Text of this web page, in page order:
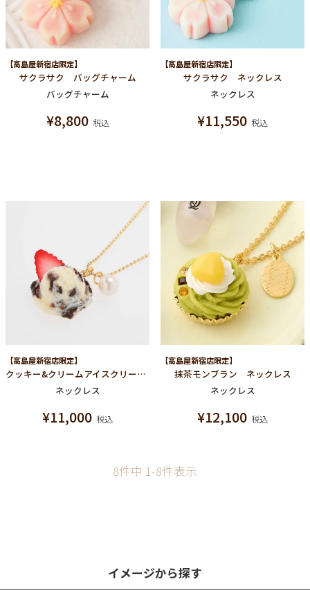
【高島屋新宿店限定】
サクラサク バッグチャーム
バッグチャーム
¥8,800 税込
【高島屋新宿店限定】
サクラサク ネックレス
ネックレス
¥11,550 税込
【高島屋新宿店限定】
クッキー&クリームアイスクリームネックレス
ネックレス
¥11,000 税込
【高島屋新宿店限定】
抹茶モンブラン ネックレス
ネックレス
¥12,100 税込
8件中 1-8件表示
イメージから探す